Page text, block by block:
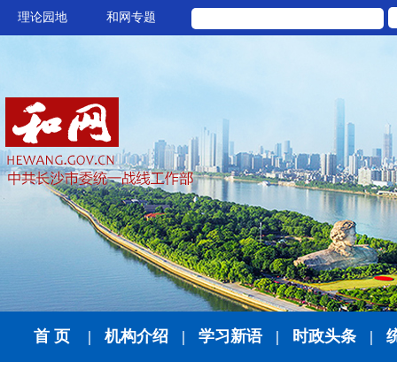
理论园地 和网专题
首 页 | 机构介绍 | 学习新语 | 时政头条 |